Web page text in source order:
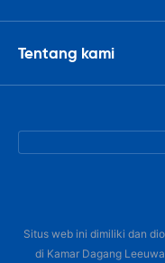
Tentang kami
Situs web ini dimiliki dan
di Kamar Dagang